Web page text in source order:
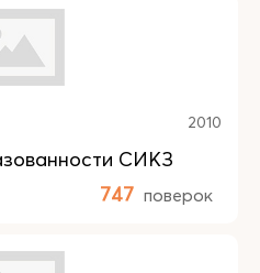
2010
СИКЗ
747 поверок